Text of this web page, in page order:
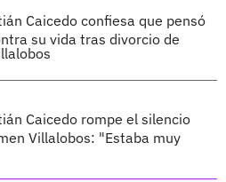
Caicedo confiesa que pensó
su vida tras divorcio de
Caicedo rompe el silencio
Villalobos: "Estaba muy